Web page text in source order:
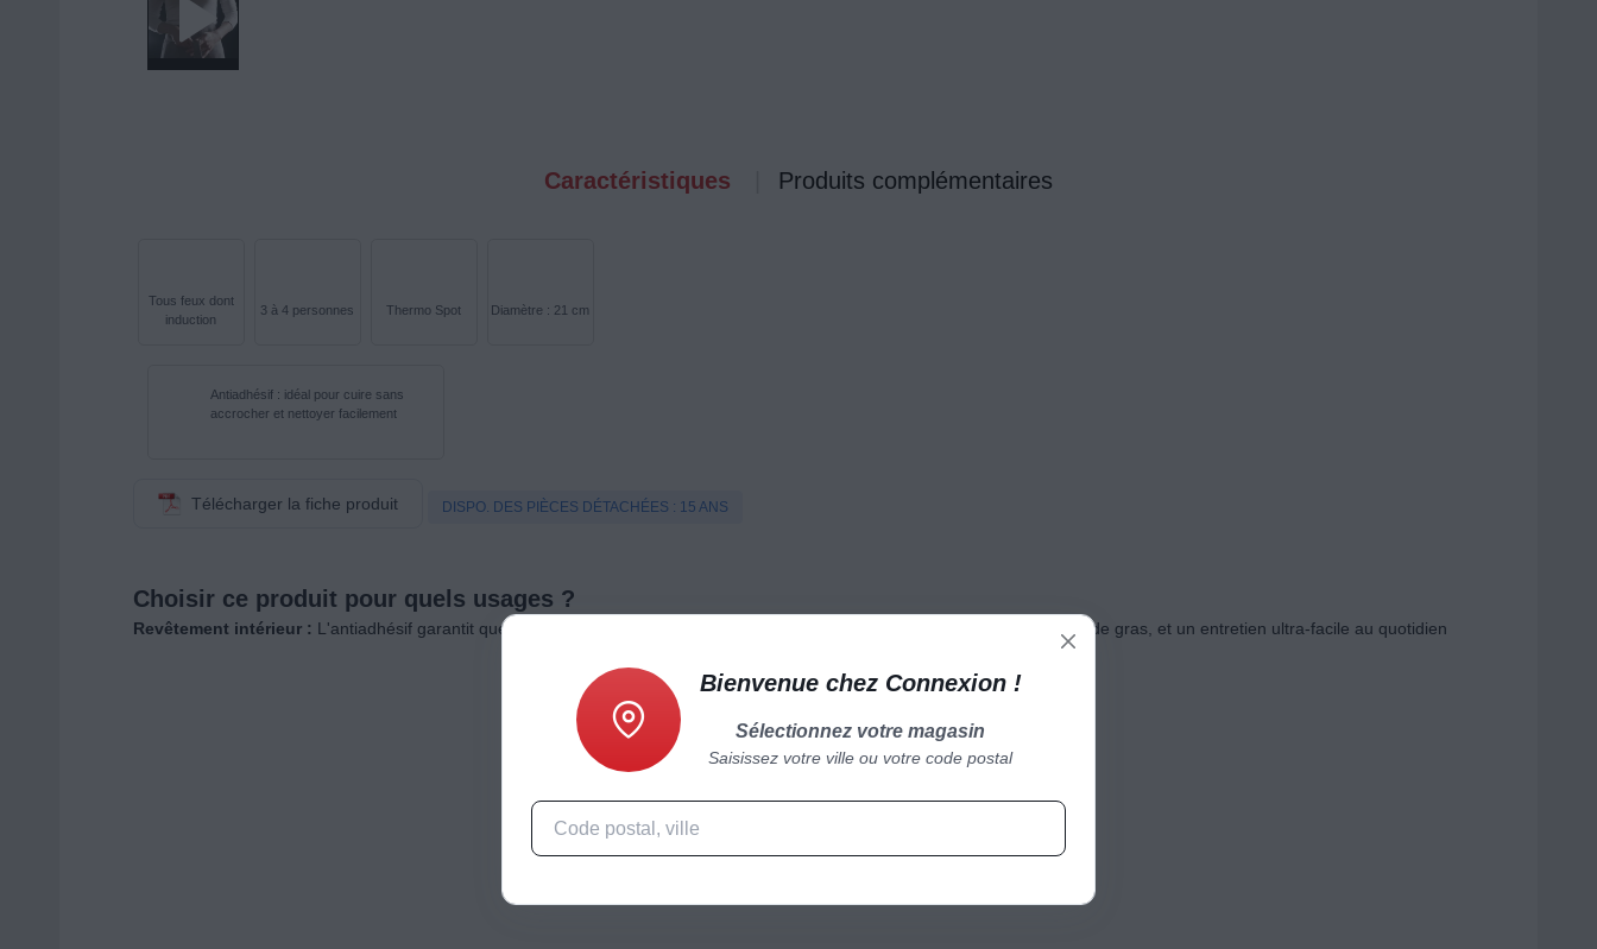
Caractéristiques Produits complémentaires
Tous feux dont
induction
3 à 4 personnes Thermo Spot Diamètre : 21 cm
Antiadhésif : idéal pour cuire sans
accrocher et nettoyer facilement
Télécharger la fiche produit DISPO. DES PIÈCES DÉTACHÉES : 15 ANS
Choisir ce produit pour quels usages ?
Revêtement intérieur : L'antiadhésif garantit que rien n'accroche. Il permet une cuisson rapide et diététique avec un minimum de gras, et un entretien ultra-facile au quotidien
Caractéristiques
Bienvenue chez Connexion !
Sélectionnez votre magasin
Saisissez votre ville ou votre code postal